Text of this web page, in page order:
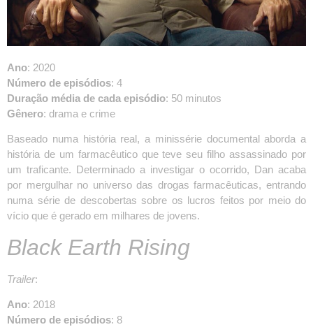
Ano: 2020
Número de episódios: 4
Duração média de cada episódio: 50 minutos
Gênero: drama e crime
Baseado numa história real, a minissérie documental aborda a
história de um farmacêutico que teve seu filho assassinado por
um traficante. Determinado a investigar o ocorrido, Dan acaba
por mergulhar no universo das drogas farmacêuticas, entrando
numa série de descobertas sobre os lucros feitos por meio do
vício que é gerado em milhares de jovens.
Black Earth Rising
Trailer:
Ano: 2018
Número de episódios: 8